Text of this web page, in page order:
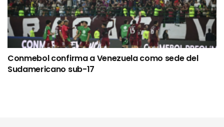
Conmebol confirma a Venezuela como sede del
Sudamericano sub-17